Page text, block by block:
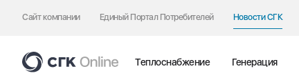
Сайт компании Единый Портал Потребителей Новости СГК
Теплоснабжение Генерация